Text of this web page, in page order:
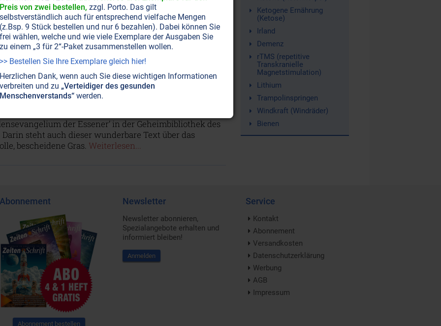
an den Tieren. Jesus lehrte genau das Gegenteil
NR. 7, S.51 BEWUSSTSEIN ENGEL JESUS CHRISTUS
des Lebens in dem bescheidenen
Jahren entdeckte Dr. Edmond Bordeaux Székely
der Essener’ in der Geheimbibliothek des
steht auch dieser wunderbare Text über das
bescheidene Gras. Weiterlesen...
Ketogene Ernährung
(Ketose)
Irland
Demenz
rTMS (repetitive
Transkranielle
Magnetstimulation)
Lithium
Trampolinspringen
Windkraft (Windräder)
Bienen
Abonnement
Abonnement bestellen
Newsletter
Newsletter abonnieren,
Spezialangebote erhalten und
informiert bleiben!
Anmelden
Service
Kontakt
Abonnement
Versandkosten
Datenschutzerklärung
Werbung
AGB
Impressum
Preis von zwei bestellen, zzgl. Porto. Das gilt
selbstverständlich auch für entsprechend vielfache Mengen
(z.Bsp. 9 Stück bestellen und nur 6 bezahlen). Dabei können Sie
frei wählen, welche und wie viele Exemplare der Ausgaben Sie
zu einem „3 für 2“-Paket zusammenstellen wollen.
>> Bestellen Sie Ihre Exemplare gleich hier!
Herzlichen Dank, wenn auch Sie diese wichtigen Informationen
verbreiten und zu „Verteidiger des gesunden
Menschenverstands“werden.